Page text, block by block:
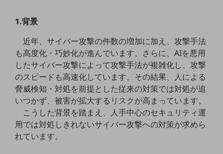
セキュリティ
データ利活用
運用管理
1.背景
近年、サイバー攻撃の件数の増加に加え、攻撃手法
も高度化・巧妙化が進んでいます。さらに、AIを悪用
したサイバー攻撃によって攻撃手法が複雑化し、攻撃
のスピードも高速化しています。その結果、人による
脅威検知・対処を前提とした従来の対策では対処が追
いつかず、被害が拡大するリスクが高まっています。
こうした背景を踏まえ、人手中心のセキュリティ運
用では対処しきれないサイバー攻撃への対策が求めら
れています。